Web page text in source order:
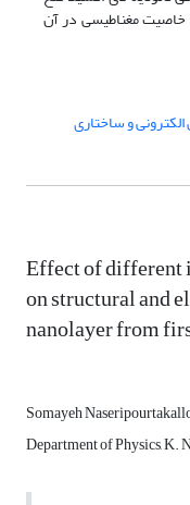
خاصیت مغناطیسی در آن
و ساختاری
Effect of different
on structural and
nanolayer from
Somayeh
Department of Physics,